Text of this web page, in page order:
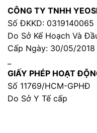
CÔNG TY TNHH
Số ĐKKD: 0319140065
Do Sở Kế Hoạch Và
Cấp Ngày: 30/05/2018
GIẤY PHÉP HOẠT
Số 11769/HCM-GPHĐ
Do Sở Y Tế cấp